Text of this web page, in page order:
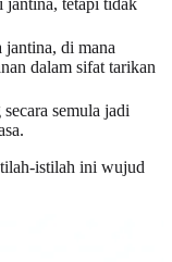
di mana
dalam sifat tarikan
semula jadi
istilah ini wujud